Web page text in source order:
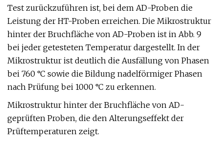
Test zurückzuführen ist, bei dem AD-Proben die
Leistung der HT-Proben erreichen. Die Mikrostruktur
hinter der Bruchfläche von AD-Proben ist in Abb. 9
bei jeder getesteten Temperatur dargestellt. In der
Mikrostruktur ist deutlich die Ausfällung von Phasen
bei 760 °C sowie die Bildung nadelförmiger Phasen
nach Prüfung bei 1000 °C zu erkennen.
Mikrostruktur hinter der Bruchfläche von AD-
geprüften Proben, die den Alterungseffekt der
Prüftemperaturen zeigt.